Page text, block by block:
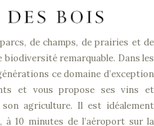
de champs, de prairies et de
biodiversité remarquable. Dans les
ce domaine d’exception
et vous propose ses vins et
agriculture. Il est idéalement
à 10 minutes de l’aéroport sur la